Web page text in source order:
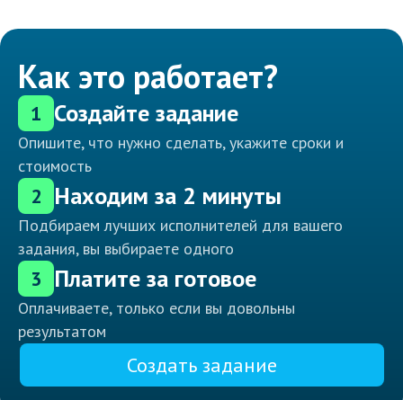
Как это работает?
1 Создайте задание
Опишите, что нужно сделать, укажите сроки и
стоимость
2 Находим за 2 минуты
Подбираем лучших исполнителей для вашего
задания, вы выбираете одного
3 Платите за готовое
Оплачиваете, только если вы довольны
результатом
Создать задание